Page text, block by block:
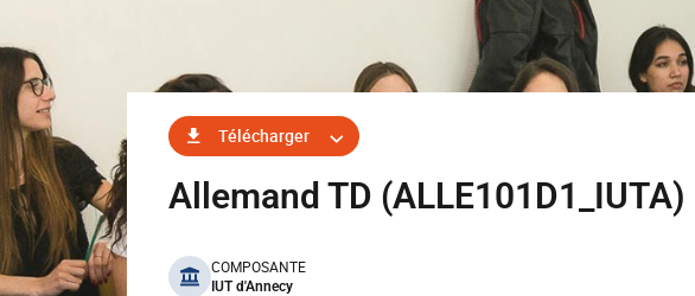
Télécharger
Allemand TD (ALLE101D1_IUTA)
benefits
COMPOSANTE
IUT d'Annecy